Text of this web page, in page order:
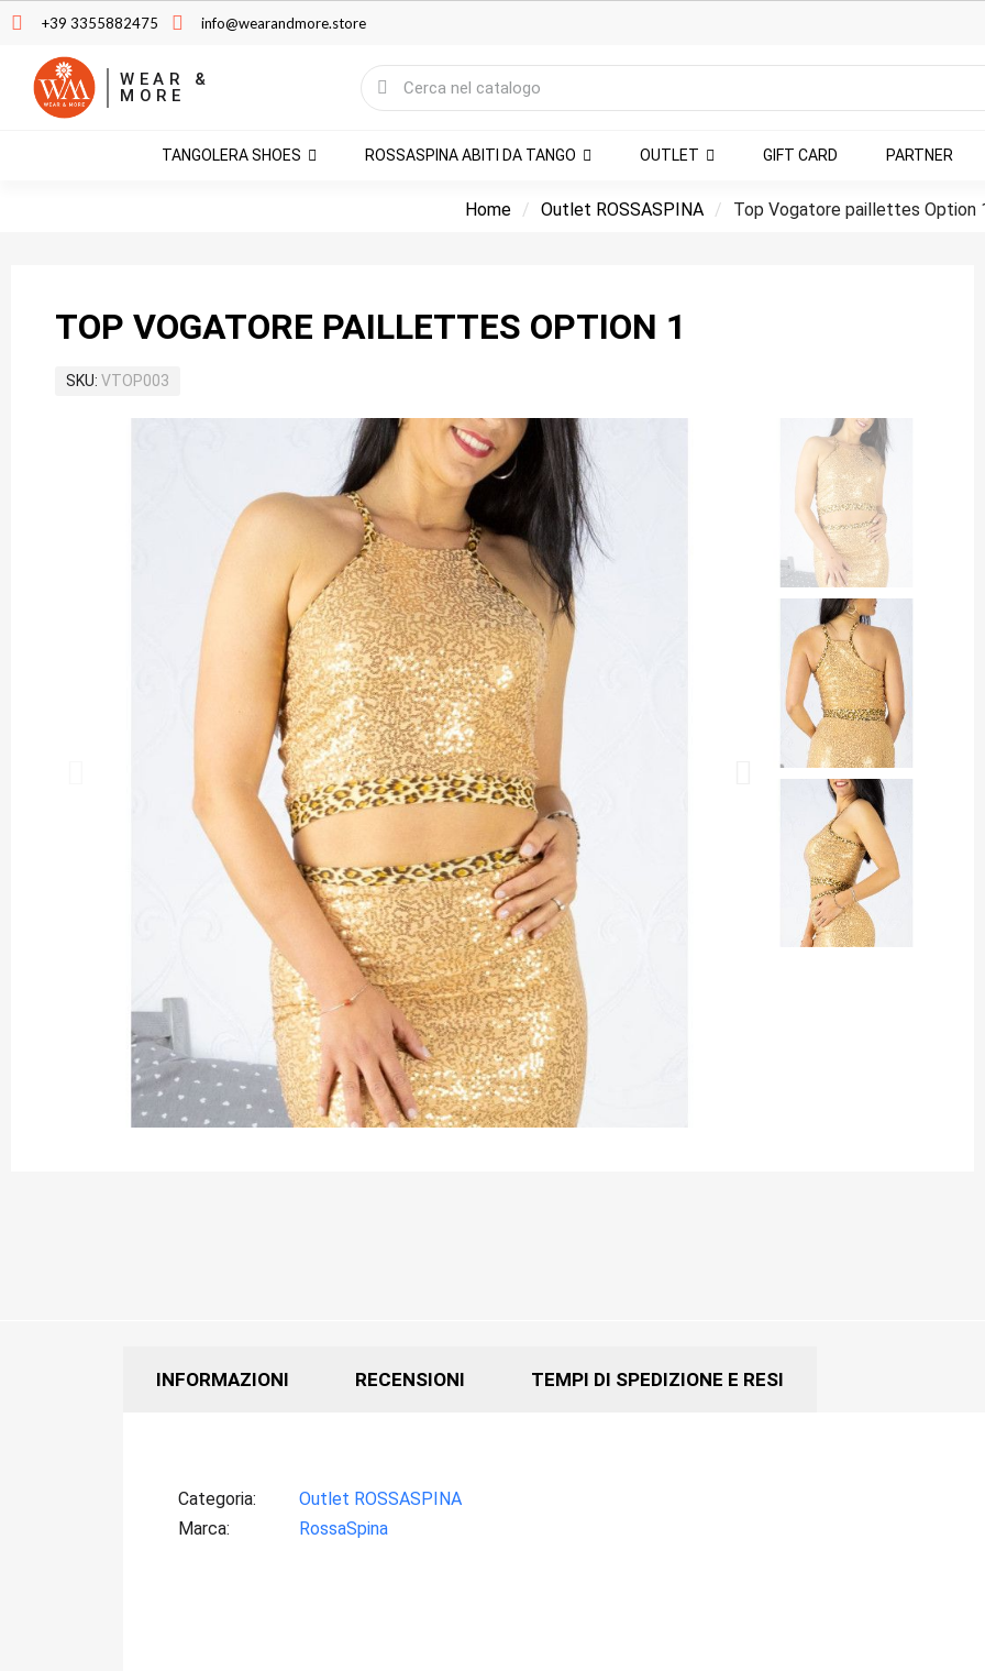
+39 3355882475 info@wearandmore.store
WEAR &
MORE
TANGOLERA SHOES ROSSASPINA ABITI DA TANGO OUTLET GIFT CARD PARTNER
Home Outlet ROSSASPINA Top Vogatore paillettes Option
TOP VOGATORE PAILLETTES OPTION 1
SKU VTOP003
INFORMAZIONI RECENSIONI TEMPI DI SPEDIZIONE E RESI
Categoria
Outlet ROSSASPINA
Marca
RossaSpina